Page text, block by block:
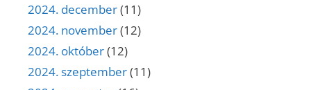
2024. december(11)
2024. november(12)
2024. október(12)
2024. szeptember(11)